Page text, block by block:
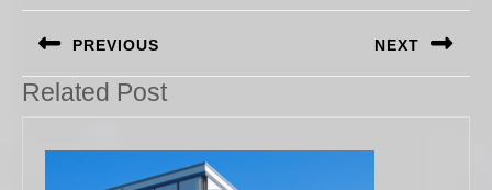
Navigation
de
l’article
PREVIOUS
Previous
NEXT
Related Post